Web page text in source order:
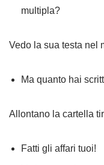
multipla?
Vedo la sua testa nel
Ma quanto hai
Allontano la cartella
Fatti gli affari tuoi!